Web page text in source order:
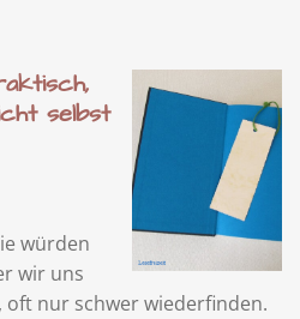
selbst
würden
wir uns
nur schwer wiederfinden.